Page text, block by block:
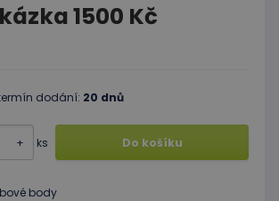
1500 Kč
dodání: 20 dnů
+ ks Do košíku
body